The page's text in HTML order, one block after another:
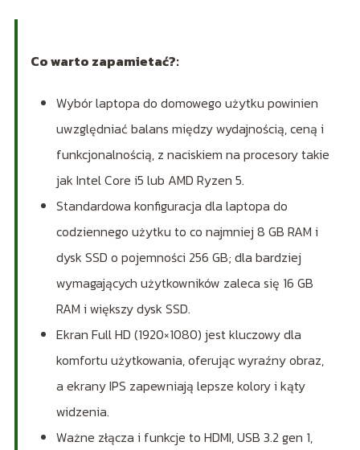
Co warto zapamietać?:
Wybór laptopa do domowego użytku powinien
uwzględniać balans między wydajnością, ceną i
funkcjonalnością, z naciskiem na procesory takie
jak Intel Core i5 lub AMD Ryzen 5.
Standardowa konfiguracja dla laptopa do
codziennego użytku to co najmniej 8 GB RAM i
dysk SSD o pojemności 256 GB; dla bardziej
wymagających użytkowników zaleca się 16 GB
RAM i większy dysk SSD.
Ekran Full HD (1920×1080) jest kluczowy dla
komfortu użytkowania, oferując wyraźny obraz,
a ekrany IPS zapewniają lepsze kolory i kąty
widzenia.
Ważne złącza i funkcje to HDMI, USB 3.2 gen 1,